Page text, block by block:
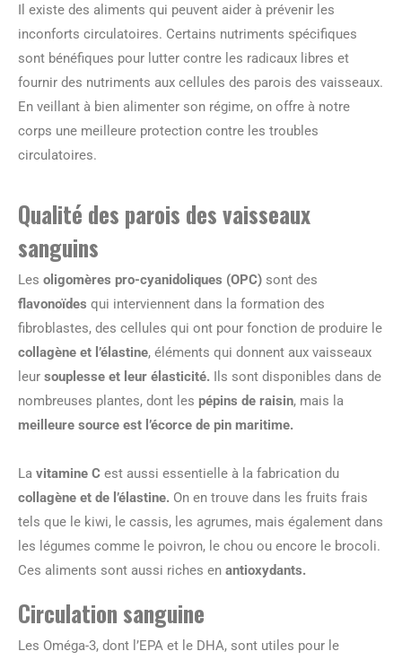
Il existe des aliments qui peuvent aider à prévenir les
inconforts circulatoires. Certains nutriments spécifiques
sont bénéfiques pour lutter contre les radicaux libres et
fournir des nutriments aux cellules des parois des vaisseaux.
En veillant à bien alimenter son régime, on offre à notre
corps une meilleure protection contre les troubles
circulatoires.
Qualité des parois des vaisseaux
sanguins
Les oligomères pro-cyanidoliques (OPC) sont des
flavonoïdes qui interviennent dans la formation des
fibroblastes, des cellules qui ont pour fonction de produire le
collagène et l’élastine, éléments qui donnent aux vaisseaux
leur souplesse et leur élasticité. Ils sont disponibles dans de
nombreuses plantes, dont les pépins de raisin, mais la
meilleure source est l’écorce de pin maritime.
La vitamine C est aussi essentielle à la fabrication du
collagène et de l’élastine. On en trouve dans les fruits frais
tels que le kiwi, le cassis, les agrumes, mais également dans
les légumes comme le poivron, le chou ou encore le brocoli.
Ces aliments sont aussi riches en antioxydants.
Circulation sanguine
Les Oméga-3, dont l’EPA et le DHA, sont utiles pour le